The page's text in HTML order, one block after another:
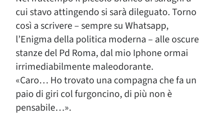
cui stavo attingendo si sarà dileguato. Torno
così a scrivere – sempre su Whatsapp,
l’Enigma della politica moderna – alle oscure
stanze del Pd Roma, dal mio Iphone ormai
irrimediabilmente maleodorante.
«Caro… Ho trovato una compagna che fa un
paio di giri col furgoncino, di più non è
pensabile…».